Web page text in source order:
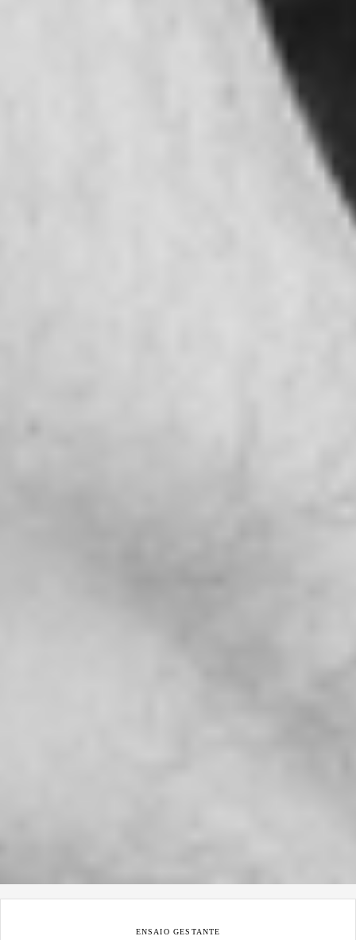
ENSAIO GESTANTE